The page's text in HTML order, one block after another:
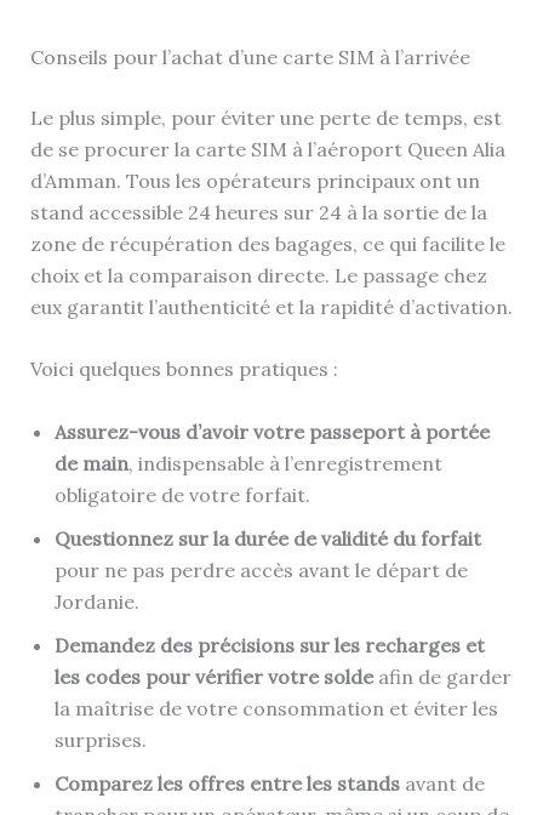
Conseils pour l’achat d’une carte SIM à l’arrivée
Le plus simple, pour éviter une perte de temps, est
de se procurer la carte SIM à l’aéroport Queen Alia
d’Amman. Tous les opérateurs principaux ont un
stand accessible 24 heures sur 24 à la sortie de la
zone de récupération des bagages, ce qui facilite le
choix et la comparaison directe. Le passage chez
eux garantit l’authenticité et la rapidité d’activation.
Voici quelques bonnes pratiques :
Assurez-vous d’avoir votre passeport à portée
de main, indispensable à l’enregistrement
obligatoire de votre forfait.
Questionnez sur la durée de validité du forfait
pour ne pas perdre accès avant le départ de
Jordanie.
Demandez des précisions sur les recharges et
les codes pour vérifier votre soldeafin de garder
la maîtrise de votre consommation et éviter les
surprises.
Comparez les offres entre les standsavant de